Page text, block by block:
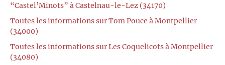
“Castel’Minots” à Castelnau-le-Lez (34170)
Toutes les informations sur Tom Pouce à Montpellier
(34000)
Toutes les informations sur Les Coquelicots à Montpellier
(34080)